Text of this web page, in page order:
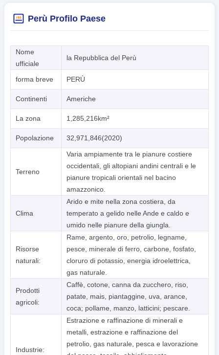
Perù Profilo Paese
Nome
ufficiale
la Repubblica del Perù
forma breve PERÙ
Continenti Americhe
La zona 1,285,216km²
Popolazione 32,971,846(2020)
Terreno
Varia ampiamente tra le pianure costiere
occidentali, gli altopiani andini centrali e le
pianure tropicali orientali nel bacino
amazzonico.
Clima
Arido e mite nella zona costiera, da
temperato a gelido nelle Ande e caldo e
umido nelle pianure della giungla.
Risorse
naturali:
Rame, argento, oro, petrolio, legname,
pesce, minerale di ferro, carbone, fosfato,
cloruro di potassio, energia idroelettrica,
gas naturale.
Prodotti
agricoli:
Caffè, cotone, canna da zucchero, riso,
patate, mais, piantaggine, uva, arance,
coca; pollame, manzo, latticini; pescare.
Industrie:
Estrazione e raffinazione di minerali e
metalli, estrazione e raffinazione del
petrolio, gas naturale, pesca e lavorazione